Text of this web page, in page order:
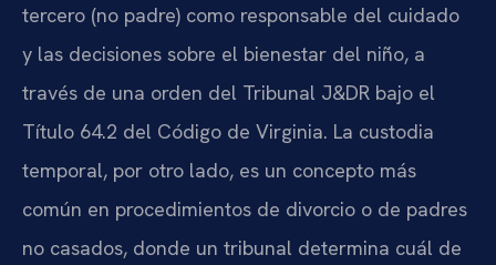
tercero (no padre) como responsable del cuidado
y las decisiones sobre el bienestar del niño, a
través de una orden del Tribunal J&DR bajo el
Título 64.2 del Código de Virginia. La custodia
temporal, por otro lado, es un concepto más
común en procedimientos de divorcio o de padres
no casados, donde un tribunal determina cuál de